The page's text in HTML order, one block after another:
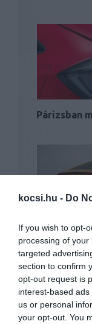
kocsi.hu - Do
If you wish to opt-
processing of
targeted
section to confirm
opt-out request is
interest-based
us or personal
your opt-out. You
Párizsban
Flottányi